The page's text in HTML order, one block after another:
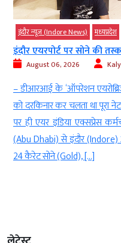
इंदौर न्यूज़ (Indore News) मध्‍यप्रदेश
इंदौर एयरपोर्ट पर सोने की
August 06, 2026
– डीआरआई के ‘ऑपरेशन
को दरकिनार कर चलता था पूरा
पर ही एयर इंडिया एक्सप्रेस
(Abu Dhabi) से इंदौर
24 कैरेट सोने (Gold), […]